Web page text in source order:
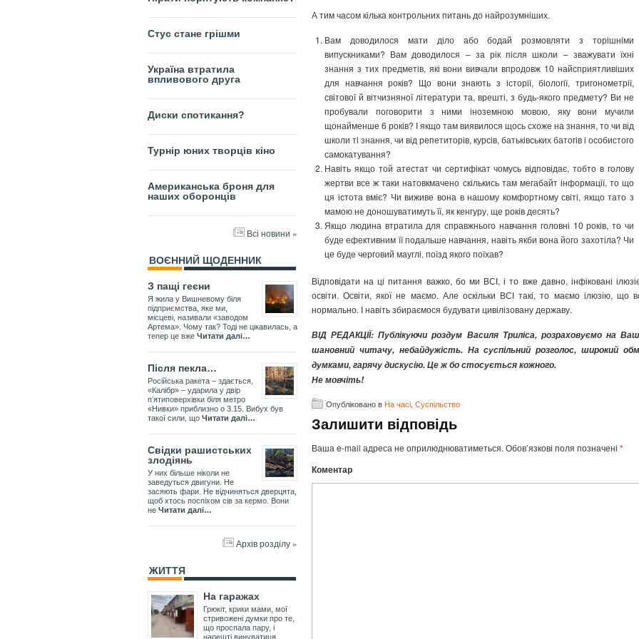
Стус стане грішми
Україна втратила
впливового друга
Диски спотикання?
Турнір юних творців кіно
Американська броня для
наших оборонців
Всі новини »
ВОЄННИЙ ЩОДЕННИК
З пащі геєни
Я жила у Вишневому біля
підприємства, яке ми,
місцеві, називали «заводом
Артема». Чому так? Тоді не цікавилась, а
тепер це вже Читати далі…
Після пекла…
Російська ракета – здається,
«Калібр» – ударила у двір
пʼятиповерхівки біля метро
«Нивки» приблизно о 3.15. Вибух був
такої сили, що Читати далі…
Свідки рашистських
злодіянь
У них більше ніколи не
заведуться двигуни. Не
засяють фари. Не відчиняться дверцята,
щоб хтось поспіхом сів за кермо. Вони
не Читати далі…
Архів розділу »
ЖИТТЯ
На гаражах
Грюкіт, крики мами, мої
стривожені думки про те,
що проспала пару, і
нарешті винуватиця
А тим часом кілька контрольних питань до найрозумніших.
Вам доводилося мати діло або бодай розмовляти з торішніми
випускниками? Вам доводилося – за рік після школи – зважувати їхні
знання з тих предметів, які вони вивчали впродовж 10 найсприятливіших
для навчання років? Що вони знають з історії, біології, тригонометрії,
світової й вітчизняної літератури та, врешті, з будь-якого предмету? Ви не
пробували поговорити з ними іноземною мовою, яку вони мучили
щонайменше 6 років? І якщо там виявилося щось схоже на знання, то чи від
школи ті знання, чи від репетиторів, курсів, батьківських батогів і особистого
самокатування?
Навіть якщо той атестат чи сертифікат чомусь відповідає, тобто в голову
жертви все ж таки натовкмачено скількись там мегабайт інформації, то що
ця істота вміє? Чи виживе вона в нашому комфортному світі, якщо тато з
мамою не доношуватимуть її, як кенгуру, ще років десять?
Якщо людина втратила для справжнього навчання головні 10 років, то чи
буде ефективним її подальше навчання, навіть якби вона його захотіла? Чи
це буде черговий мауглі, поїзд якого поїхав?
Відповідати на ці питання важко, бо ми ВСІ, і то вже давно, інфіковані
освіти. Освіти, якої не маємо. Але оскільки ВСІ такі, то маємо ілюзію, що
нормально. І навіть збираємося будувати цивілізовану державу.
ВІД РЕДАКЦІЇ: Публікуючи роздум Василя Триліса, розраховуємо на
шановний читачу, небайдужість. На суспільний розголос, широкий
думками, гарячу дискусію. Це ж бо стосується кожного.
Не мовчіть!
Опубліковано вНа часі, Суспільство
Залишити відповідь
Ваша e-mail адреса не оприлюднюватиметься. Обов’язкові поля позначені *
Коментар